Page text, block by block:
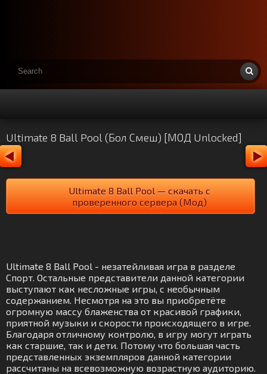
Ultimate 8 Ball Pool (Бол Смеш) [МОД Unlocked]
Ultimate 8 Ball Pool — скачать с
проверенного сервера (Мод)
Ultimate 8 Ball Pool - незатейливая игра в разделе
Спорт. Остальные представители данной категории
выступают как несложные игры, с необычным
содержанием. Несмотря на это вы приобретёте
огромную массу блаженства от красивой графики,
приятной музыки и скорости происходящего в игре.
Благодаря отличному контролю, в игру могут играть
как старшие, так и дети. Потому что большая часть
представленных экземпляров данной категории
рассчитаны на всевозможную возрастную аудиторию.